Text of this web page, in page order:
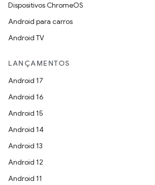
Dispositivos ChromeOS
Android para carros
Android TV
LANÇAMENTOS
Android 17
Android 16
Android 15
Android 14
Android 13
Android 12
Android 11